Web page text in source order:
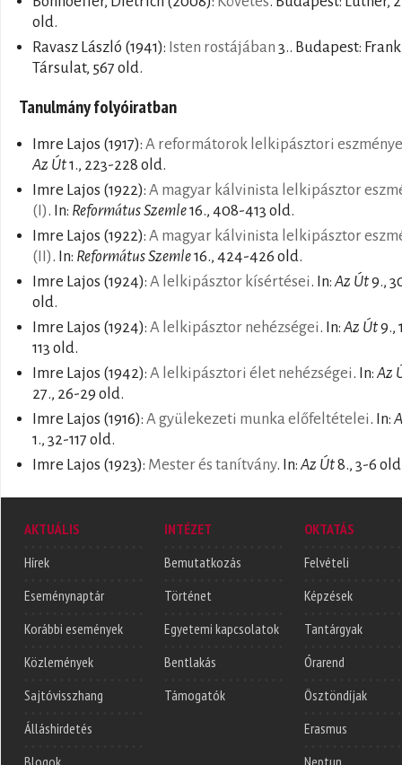
old.
Ravasz László (1941): Isten rostájában 3.. Budapest:
Társulat, 567 old.
Tanulmány folyóiratban
Imre Lajos (1917): A reformátorok lelkipásztori eszménye
Az Út1., 223-228 old.
Imre Lajos (1922): A magyar kálvinista lelkipásztor
(I). In: Református Szemle16., 408-413 old.
Imre Lajos (1922): A magyar kálvinista lelkipásztor
(II). In: Református Szemle16., 424-426 old.
Imre Lajos (1924): A lelkipásztor kísértései. In: Az Út9.,
old.
Imre Lajos (1924): A lelkipásztor nehézségei. In: Az Út9.,
113 old.
Imre Lajos (1942): A lelkipásztori élet nehézségei. In: Az
27., 26-29 old.
Imre Lajos (1916): A gyülekezeti munka előfeltételei. In:
1., 32-117 old.
Imre Lajos (1923): Mester és tanítvány. In: Az Út8., 3-6
AKTUÁLIS
Hírek
Eseménynaptár
Korábbi események
Közlemények
Sajtóvisszhang
Álláshirdetés
INTÉZET
Bemutatkozás
Történet
Egyetemi kapcsolatok
Bentlakás
Támogatók
OKTATÁS
Felvételi
Képzések
Tantárgyak
Órarend
Ösztöndíjak
Erasmus